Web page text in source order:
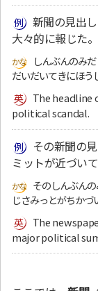
新聞の見出
大々的に報じた。
しんぶんのみ
だいだいてきにほう
The headline
political scandal.
その新聞の
ミットが近づい
そのしんぶん
じさみっとがちかづ
The
major political